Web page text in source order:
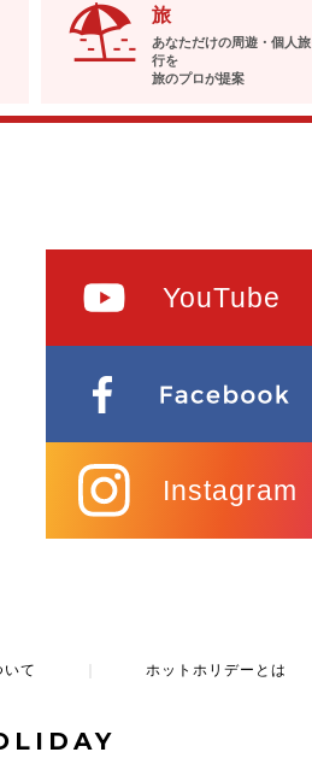
旅
あなただけの周遊・個人旅
行を
旅のプロが提案
YouTube
Instagram
いて ホットホリデーとは